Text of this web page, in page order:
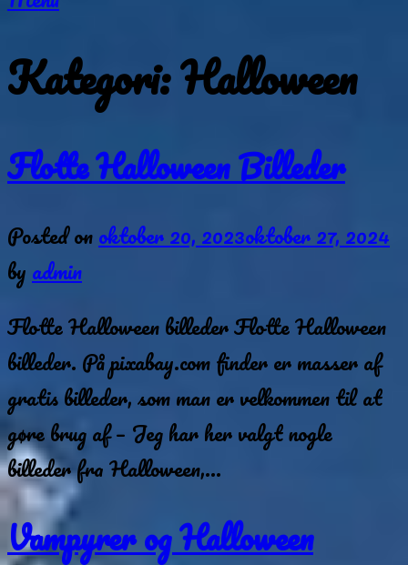
Kategori:Halloween
Flotte Halloween Billeder
Posted onoktober 20, 2023oktober 27, 2024
by admin
Flotte Halloween billeder Flotte Halloween
billeder. På pixabay.com finder er masser af
gratis billeder, som man er velkommen til at
gøre brug af – Jeg har her valgt nogle
billeder fra Halloween,…
Vampyrer og Halloween